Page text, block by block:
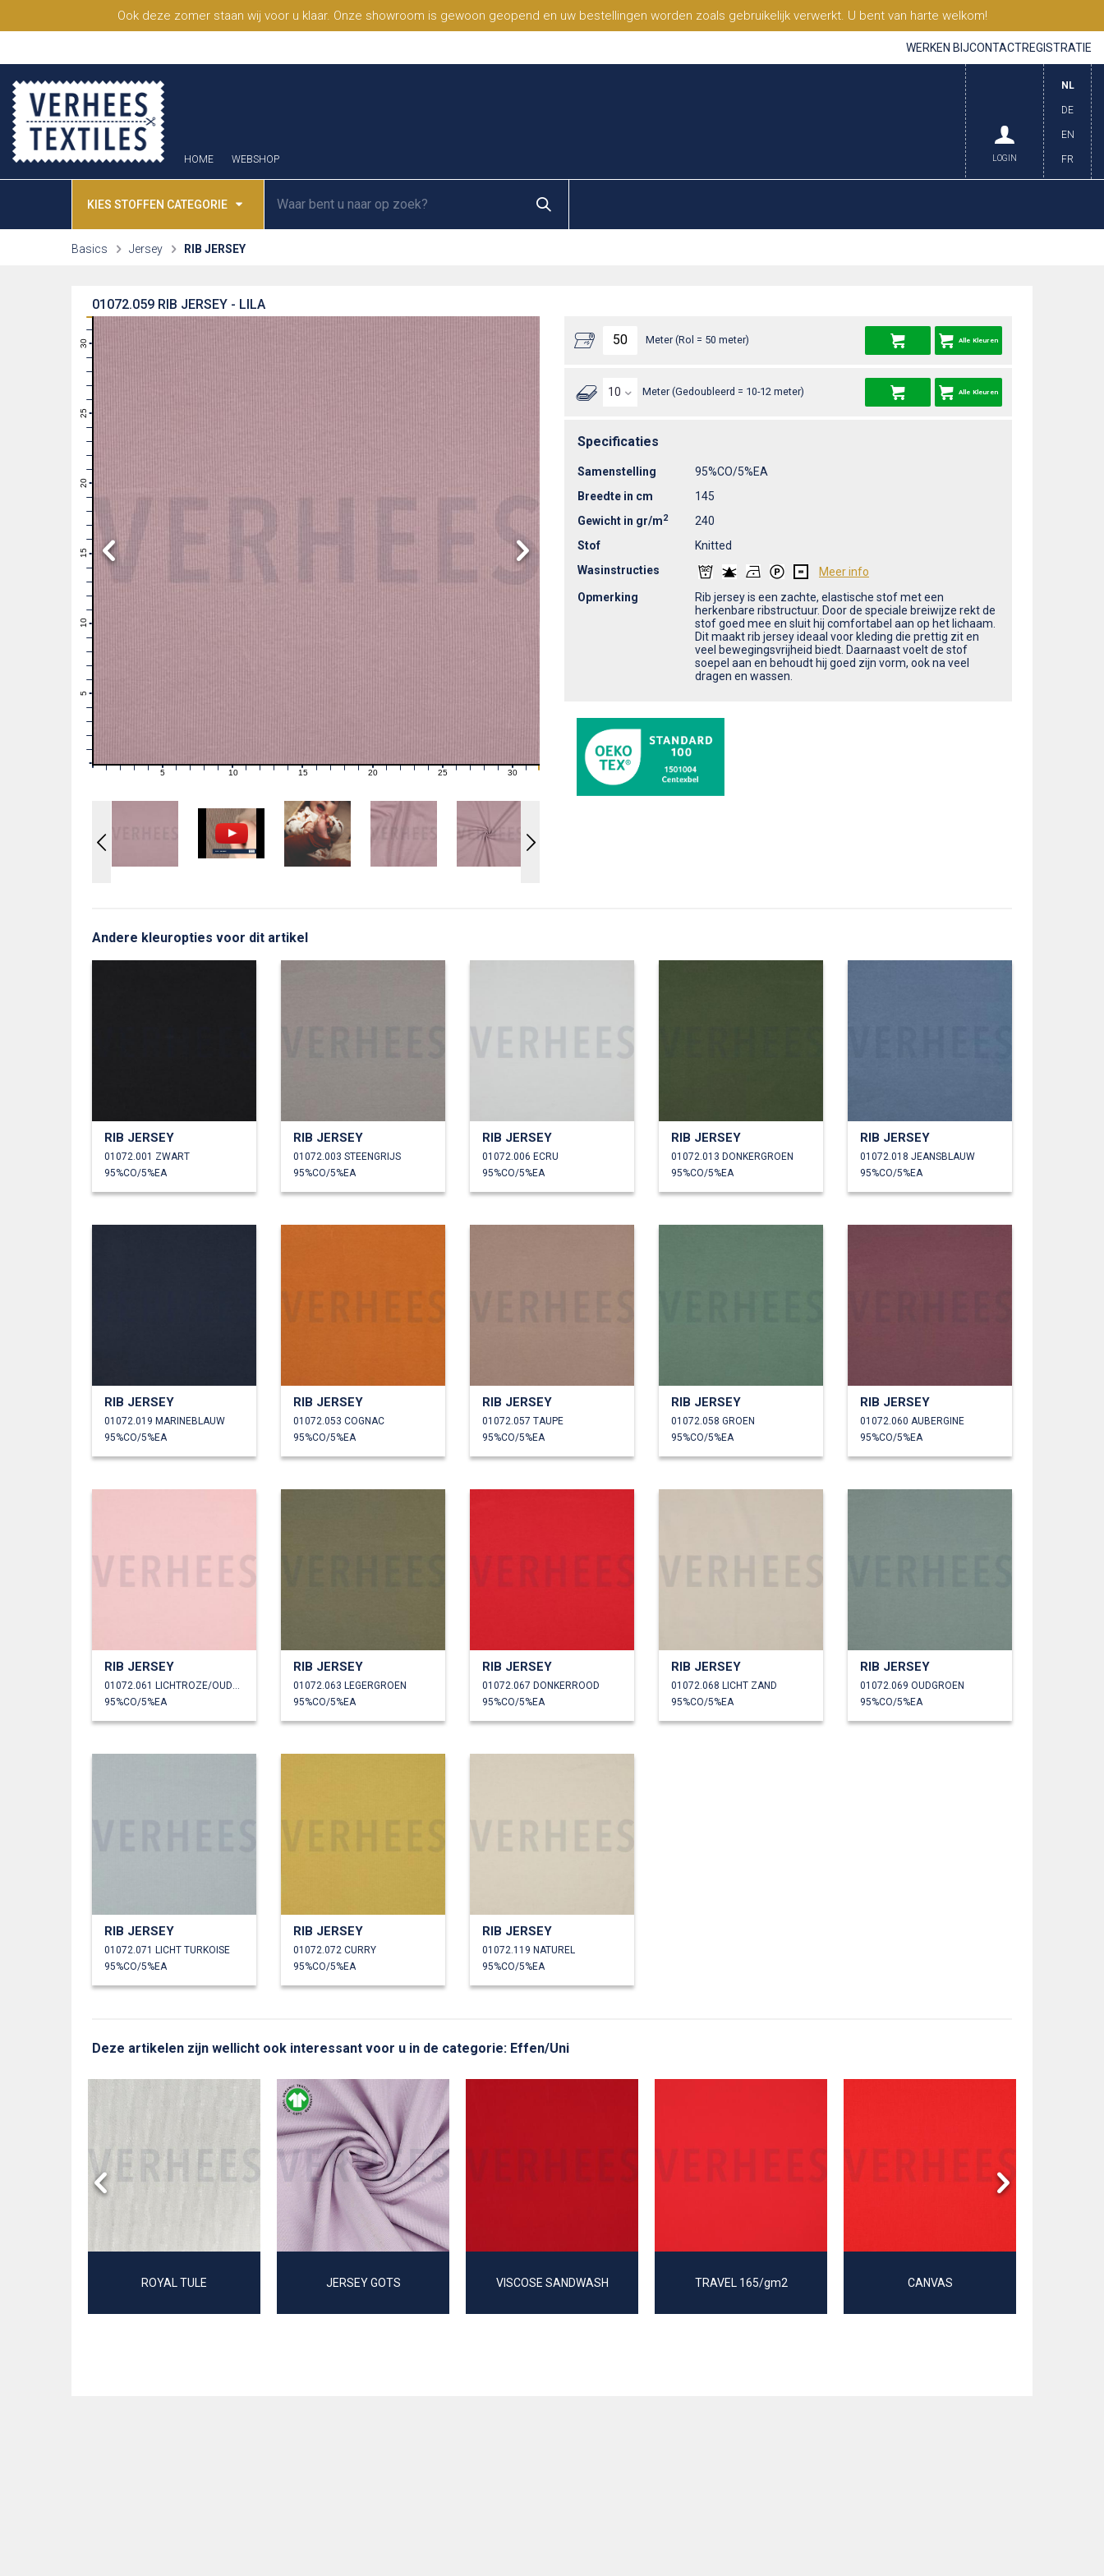
Ook deze zomer staan wij voor u klaar. Onze showroom is gewoon geopend en uw bestellingen worden zoals gebruikelijk verwerkt. U bent van harte welkom!
WERKEN BIJCONTACTREGISTRATIE
HOME WEBSHOP
NL
DE
EN
FR
LOGIN
KIES STOFFEN CATEGORIE
Basics Jersey RIB JERSEY
RIB JERSEY - LILA
01072.059
10
11
12
13
14
15
16
17
18
19
20
21
22
23
24
25
26
27
28
29
30
1 2 3 4 6 7 8 9 11 12 13 14 16 17 18 19 21 22 23 24 26 27 28 29 31
Meter (Rol = 50 meter) Alle Kleuren
Meter (Gedoubleerd = 10-12 meter) Alle Kleuren
Specificaties
Samenstelling
95%CO/5%EA
Breedte in cm
145
Gewicht in gr/m2
240
Stof
Knitted
Wasinstructies
Meer info
Opmerking
Rib jersey is een zachte, elastische stof met een
herkenbare ribstructuur. Door de speciale breiwijze rekt de
stof goed mee en sluit hij comfortabel aan op het lichaam.
Dit maakt rib jersey ideaal voor kleding die prettig zit en
veel bewegingsvrijheid biedt. Daarnaast voelt de stof
soepel aan en behoudt hij goed zijn vorm, ook na veel
dragen en wassen.
Andere kleuropties voor dit artikel
RIB JERSEY
01072.001 ZWART
95%CO/5%EA
RIB JERSEY
01072.003 STEENGRIJS
95%CO/5%EA
RIB JERSEY
01072.006 ECRU
95%CO/5%EA
RIB JERSEY
01072.013 DONKERGROEN
95%CO/5%EA
RIB JERSEY
01072.018 JEANSBLAUW
95%CO/5%EA
RIB JERSEY
01072.019 MARINEBLAUW
95%CO/5%EA
RIB JERSEY
01072.053 COGNAC
95%CO/5%EA
RIB JERSEY
01072.057 TAUPE
95%CO/5%EA
RIB JERSEY
01072.058 GROEN
95%CO/5%EA
RIB JERSEY
01072.060 AUBERGINE
95%CO/5%EA
RIB JERSEY
95%CO/5%EA
RIB JERSEY
01072.063 LEGERGROEN
95%CO/5%EA
RIB JERSEY
01072.067 DONKERROOD
95%CO/5%EA
RIB JERSEY
01072.068 LICHT ZAND
95%CO/5%EA
RIB JERSEY
01072.069 OUDGROEN
95%CO/5%EA
RIB JERSEY
01072.071 LICHT TURKOISE
95%CO/5%EA
RIB JERSEY
01072.072 CURRY
95%CO/5%EA
RIB JERSEY
01072.119 NATUREL
95%CO/5%EA
Deze artikelen zijn wellicht ook interessant voor u in de categorie: Effen/Uni
ROYAL TULE JERSEY GOTS VISCOSE SANDWASH TRAVEL 165/gm2 CANVAS